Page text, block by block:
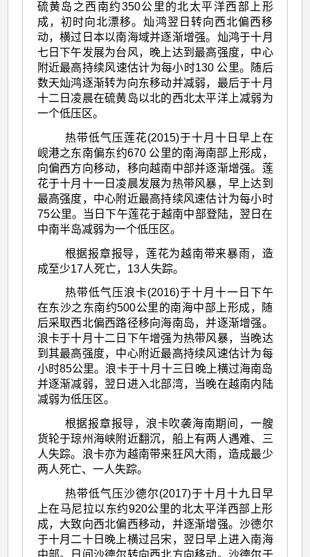
硫黄岛之西南约350公里的北太平洋西部上形
成，初时向北漂移。灿鸿翌日转向西北偏西移
动，横过日本以南海域并逐渐增强。灿鸿于十月
七日下午发展为台风，晚上达到最高强度，中心
附近最高持续风速估计为每小时130 公里。随后
数天灿鸿逐渐转为向东移动并减弱，最后于十月
十二日凌晨在硫黄岛以北的西北太平洋上减弱为
一个低压区。
热带低气压莲花(2015)于十月十日早上在
岘港之东南偏东约670 公里的南海南部上形成，
向偏西方向移动，移向越南中部并逐渐增强。莲
花于十月十一日凌晨发展为热带风暴，早上达到
最高强度，中心附近最高持续风速估计为每小时
75公里。当日下午莲花于越南中部登陆，翌日在
中南半岛减弱为一个低压区。
根据报章报导，莲花为越南带来暴雨，造
成至少17人死亡，13人失踪。
热带低气压浪卡(2016)于十月十一日下午
在东沙之东南约500公里的南海中部上形成，随
后采取西北偏西路径移向海南岛，并逐渐增强。
浪卡于十月十二日下午增强为热带风暴，当晚达
到其最高强度，中心附近最高持续风速估计为每
小时85公里。浪卡于十月十三日晚上横过海南岛
并逐渐减弱，翌日进入北部湾，当晚在越南内陆
减弱为低压区。
根据报章报导，浪卡吹袭海南期间，一艘
货轮于琼州海峡附近翻沉，船上有两人遇难、三
人失踪。浪卡亦为越南带来狂风大雨，造成最少
两人死亡、一人失踪。
热带低气压沙德尔(2017)于十月十九日早
上在马尼拉以东约920公里的北太平洋西部上形
成，大致向西北偏西移动，并逐渐增强。沙德尔
于十月二十日晚上横过吕宋，翌日早上进入南海
中部。日间沙德尔转向西北方向移动。沙德尔于